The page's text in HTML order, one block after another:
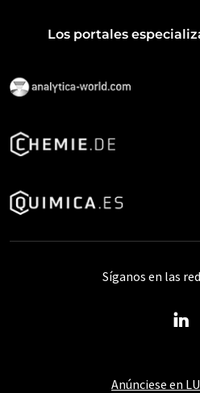
Los portales
Anúnciese en
Síganos en las